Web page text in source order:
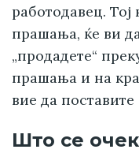
работодавец. Тој
прашања, ќе ви
„продадете“
прашања и на
вие да
Што се